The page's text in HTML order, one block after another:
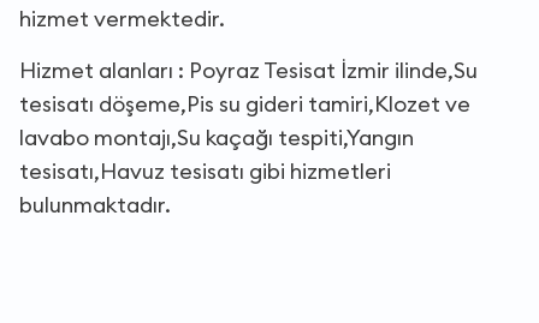
hizmet vermektedir.
Hizmet alanları : Poyraz Tesisat İzmir ilinde,Su
tesisatı döşeme,Pis su gideri tamiri,Klozet ve
lavabo montajı,Su kaçağı tespiti,Yangın
tesisatı,Havuz tesisatı gibi hizmetleri
bulunmaktadır.